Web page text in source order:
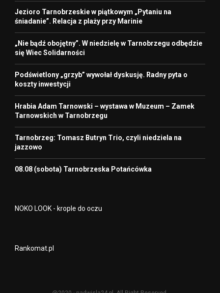
Jezioro Tarnobrzeskie w piątkowym „Pytaniu na
śniadanie”. Relacja z plaży przy Marinie
„Nie bądź obojętny”. W niedzielę w Tarnobrzegu odbędzie
się Wiec Solidarności
Podświetlony „grzyb” wywołał dyskusję. Radny pyta o
koszty inwestycji
Hrabia Adam Tarnowski – wystawa w Muzeum – Zamek
Tarnowskich w Tarnobrzegu
Tarnobrzeg: Tomasz Butryn Trio, czyli niedziela na
jazzowo
08.08 (sobota) Tarnobrzeska Potańcówka
NOKO LOOK - krople do oczu
Rankomat.pl